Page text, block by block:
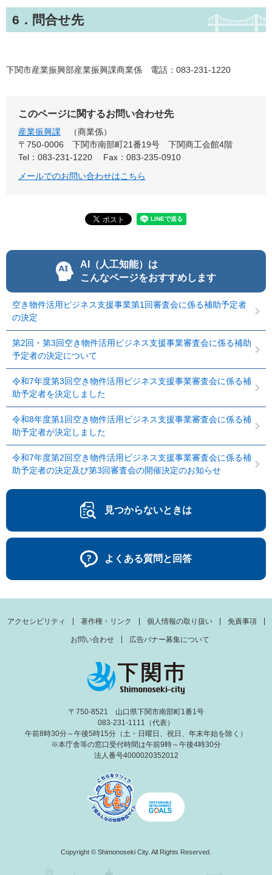
6．問合せ先
下関市産業振興部産業振興課商業係 電話：083-231-1220
このページに関するお問い合わせ先
産業振興課
商業係
〒750-0006
下関市南部町21番19号 下関商工会館4階
Tel：083-231-1220
Fax：083-235-0910
メールでのお問い合わせはこちら
AI（人工知能）は
こんなページをおすすめします
空き物件活用ビジネス支援事業第1回審査会に係る補助予定者
の決定
第2回・第3回空き物件活用ビジネス支援事業審査会に係る補助
予定者の決定について
令和7年度第3回空き物件活用ビジネス支援事業審査会に係る補
助予定者を決定しました
令和8年度第1回空き物件活用ビジネス支援事業審査会に係る補
助予定者が決定しました
令和7年度第2回空き物件活用ビジネス支援事業審査会に係る補
助予定者の決定及び第3回審査会の開催決定のお知らせ
見つからないときは
よくある質問と回答
アクセシビリティ 著作権・リンク 個人情報の取り扱い 免責事項
お問い合わせ 広告バナー募集について
〒750-8521 山口県下関市南部町1番1号
083-231-1111（代表）
午前8時30分～午後5時15分（土・日曜日、祝日、年末年始を除く）
※本庁舎等の窓口受付時間は午前9時～午後4時30分
法人番号4000020352012
Copyright © Shimonoseki City. All Rights Reserved.